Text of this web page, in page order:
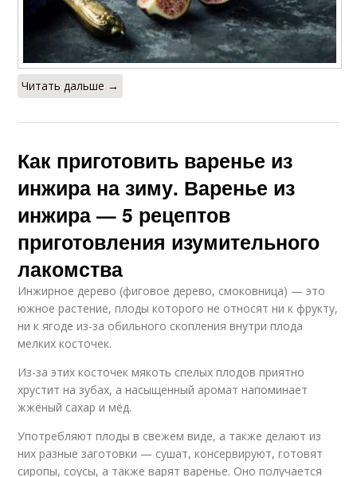
Читать дальше →
Как приготовить варенье из
инжира на зиму. Варенье из
инжира — 5 рецептов
приготовления изумительного
лакомства
Инжирное дерево (фиговое дерево, смоковница) — это
южное растение, плоды которого не относят ни к фрукту,
ни к ягоде из-за обильного скопления внутри плода
мелких косточек.
Из-за этих косточек мякоть спелых плодов приятно
хрустит на зубах, а насыщенный аромат напоминает
жжёный сахар и мёд.
Употребляют плоды в свежем виде, а также делают из
них разные заготовки — сушат, консервируют, готовят
сиропы, соусы, а также варят варенье. Оно получается